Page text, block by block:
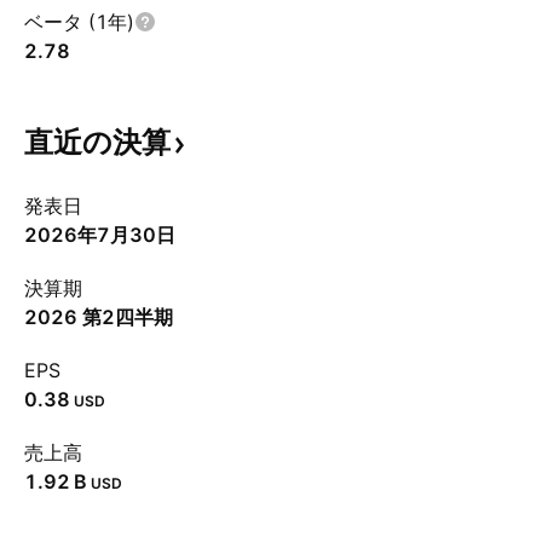
ベータ (1年)
2.78
直近の決算
発表日
2026年7月30日
決算期
2026 第2四半期
EPS
0.38 USD
売上高
‪1.92 B‬ USD